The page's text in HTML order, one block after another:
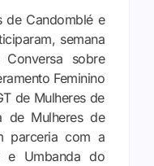
de Candomblé e
semana
sobre
Feminino
de Mulheres de
de Mulheres de
parceria com a
e Umbanda do